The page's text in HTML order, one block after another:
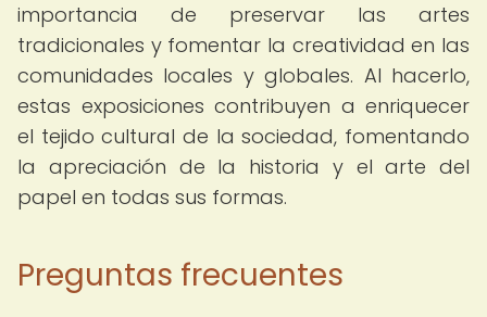
importancia de preservar las artes
tradicionales y fomentar la creatividad en las
comunidades locales y globales. Al hacerlo,
estas exposiciones contribuyen a enriquecer
el tejido cultural de la sociedad, fomentando
la apreciación de la historia y el arte del
papel en todas sus formas.
Preguntas frecuentes